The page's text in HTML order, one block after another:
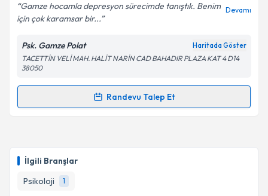
İlgili Branşlar
Psikoloji
1
Kişisel verilerimin işlenmesine ilişkinAydınlatma
Metni'ni okudum ve kişisel verilerimin belirtilen
Gamze hocamla depresyon sürecimde tanıştık. Benim
için çok karamsar bir...
Devamı
Psk. Gamze Polat Haritada Göster
TACETTİN VELİ MAH. HALİT NARİN CAD BAHADIR PLAZA KAT 4 D14
38050
Randevu Talep Et
Randevu Takvimi Talebi
takvim hazırlandığında e-posta ile bilgilendireceğiz.
E-posta Adresiniz